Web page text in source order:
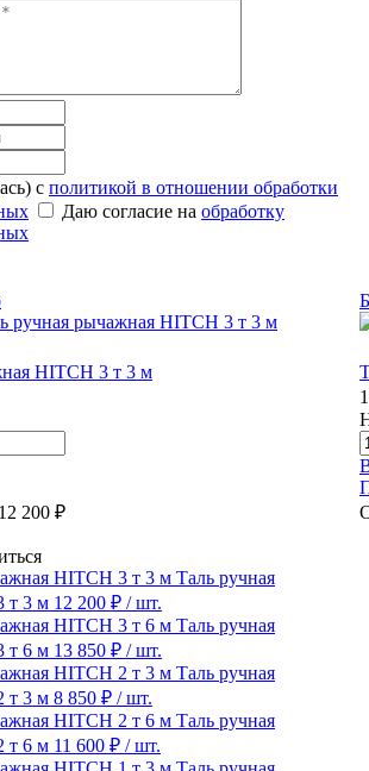
с политикой в отношении обработки
Даю согласие на обработку
HITCH 3 т 3 м
12 200 ₽
Таль ручная
т 3 м 12 200 ₽ / шт.
Таль ручная
т 6 м 13 850 ₽ / шт.
Таль ручная
т 3 м 8 850 ₽ / шт.
Таль ручная
т 6 м 11 600 ₽ / шт.